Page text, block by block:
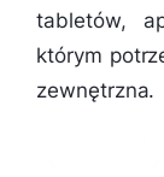
tabletów,
którym
zewnętrzna.